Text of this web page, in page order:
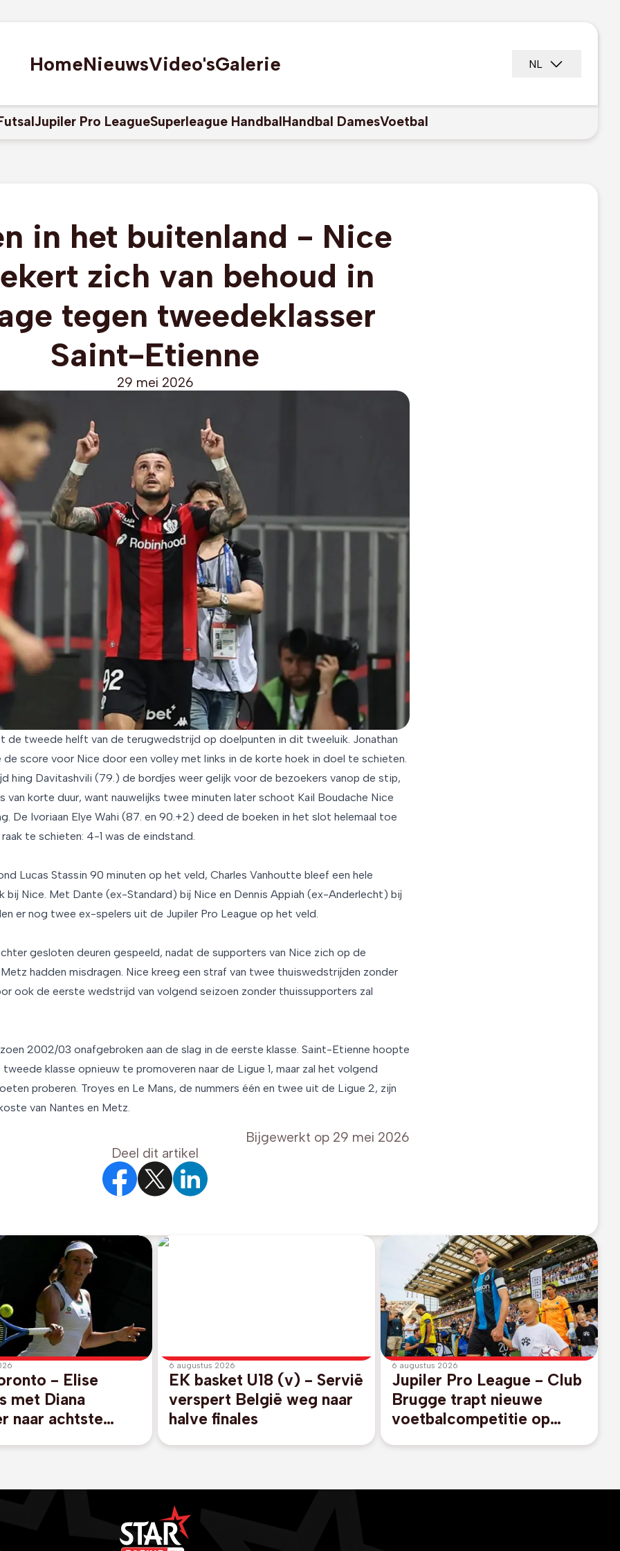
HomeNieuwsVideo'sGalerie NL
Jupiler Pro LeagueSuperleague HandbalHandbal DamesVoetbal
in het buitenland - Nice
zich van behoud in
tegen tweedeklasser
Saint-Etienne
29 mei 2026
de tweede helft van de terugwedstrijd op doelpunten in dit tweeluik. Jonathan
score voor Nice door een volley met links in de korte hoek in doel te schieten.
hing Davitashvili (79.) de bordjes weer gelijk voor de bezoekers vanop de stip,
van korte duur, want nauwelijks twee minuten later schoot Kail Boudache Nice
De Ivoriaan Elye Wahi (87. en 90.+2) deed de boeken in het slot helemaal toe
te schieten: 4-1 was de eindstand.
Lucas Stassin 90 minuten op het veld, Charles Vanhoutte bleef een hele
bij Nice. Met Dante (ex-Standard) bij Nice en Dennis Appiah (ex-Anderlecht) bij
er nog twee ex-spelers uit de Jupiler Pro League op het veld.
gesloten deuren gespeeld, nadat de supporters van Nice zich op de
hadden misdragen. Nice kreeg een straf van twee thuiswedstrijden zonder
ook de eerste wedstrijd van volgend seizoen zonder thuissupporters zal
2002/03 onafgebroken aan de slag in de eerste klasse. Saint-Etienne hoopte
klasse opnieuw te promoveren naar de Ligue 1, maar zal het volgend
proberen. Troyes en Le Mans, de nummers één en twee uit de Ligue 2, zijn
van Nantes en Metz.
Bijgewerkt op 29 mei 2026
Deel dit artikel
- Elise
met Diana
naar achtste
6 augustus 2026
EK basket U18 (v) - Servië
verspert België weg naar
halve finales
6 augustus 2026
Jupiler Pro League - Club
Brugge trapt nieuwe
voetbalcompetitie op